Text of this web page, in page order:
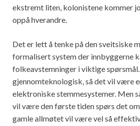
ekstremt liten, kolonistene kommer
oppå hverandre.
Det er lett å tenke på den sveitsiske
formalisert system der innbyggerne
folkeavstemninger i viktige
gjennomteknologisk, så det vil være
elektroniske stemmesystemer. Men
vil være den første tiden spørs det
gamle allmøtet vil være vel så